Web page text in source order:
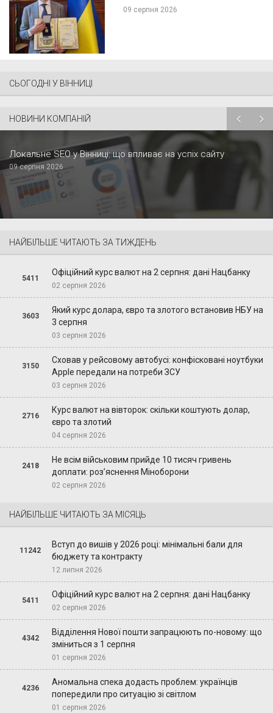
09 серпня 2026
СЬОГОДНІ У ВІННИЦІ
НОВИНИ КОМПАНІЙ
Локальне SEO у Вінниці: що впливає на успіх сайту
09 серпня 2026
НАЙБІЛЬШЕ ЧИТАЮТЬ ЗА ТИЖДЕНЬ
5411
Офіційний курс валют на 2 серпня: дані Нацбанку
02 серпня 2026
3603
Який курс долара, євро та злотого встановив НБУ на
3 серпня
03 серпня 2026
3150
Сховав у рейсовому автобусі: конфісковані ноутбуки
Apple передали на потреби ЗСУ
03 серпня 2026
2716
Курс валют на вівторок: скільки коштують долар,
євро та злотий
04 серпня 2026
2418
Не всім військовим прийде 10 тисяч гривень
доплати: роз’яснення Міноборони
02 серпня 2026
НАЙБІЛЬШЕ ЧИТАЮТЬ ЗА МІСЯЦЬ
11242
Вступ до вишів у 2026 році: мінімальні бали для
бюджету та контракту
12 липня 2026
5411
Офіційний курс валют на 2 серпня: дані Нацбанку
02 серпня 2026
4342
Відділення Нової пошти запрацюють по-новому: що
зміниться з 1 серпня
01 серпня 2026
4236
Аномальна спека додасть проблем: українців
попередили про ситуацію зі світлом
01 серпня 2026